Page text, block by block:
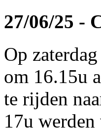
27/06/25 -
Op
om 16.15u
te rijden
17u